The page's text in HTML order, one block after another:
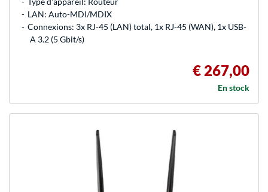
LAN: Auto-MDI/MDIX
Connexions: 3x RJ-45 (LAN) total, 1x RJ-45 (WAN), 1x USB-
A 3.2 (5 Gbit/s)
€ 267,00
En stock